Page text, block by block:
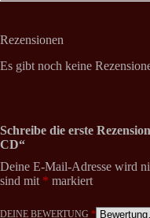
Rezensionen
Es gibt noch keine
Schreibe die erste
CD“
Deine E-Mail-Adresse wird
sind mit * markiert
DEINE BEWERTUNG *